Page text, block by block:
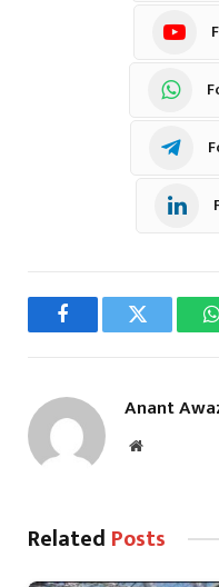
FacebookTwitter
Anant
Website
Related Posts